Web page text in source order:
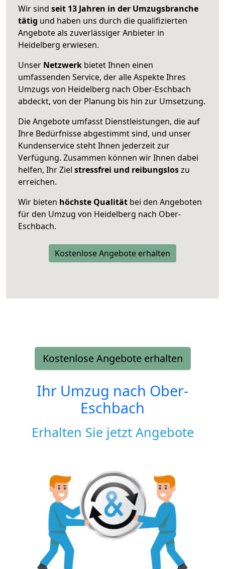
Wir sind seit 13 Jahren in der Umzugsbranche
tätig und haben uns durch die qualifizierten
Angebote als zuverlässiger Anbieter in
Heidelberg erwiesen.
Unser Netzwerk bietet Ihnen einen
umfassenden Service, der alle Aspekte Ihres
Umzugs von Heidelberg nach Ober-Eschbach
abdeckt, von der Planung bis hin zur Umsetzung.
Die Angebote umfasst Dienstleistungen, die auf
Ihre Bedürfnisse abgestimmt sind, und unser
Kundenservice steht Ihnen jederzeit zur
Verfügung. Zusammen können wir Ihnen dabei
helfen, Ihr Ziel stressfrei und reibungsloszu
erreichen.
Wir bieten höchste Qualität bei den Angeboten
für den Umzug von Heidelberg nach Ober-
Eschbach.
Kostenlose Angebote erhalten
Kostenlose Angebote erhalten
Ihr Umzug nach Ober-
Eschbach
Erhalten Sie jetzt Angebote